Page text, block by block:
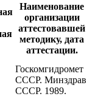
Наименование
организации
аттестовавшей
методику, дата
аттестации.
Госкомгидромет
СССР. Минздрав
СССР. 1989.